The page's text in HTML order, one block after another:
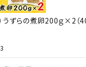
うずらの煮卵200ｇ×2（